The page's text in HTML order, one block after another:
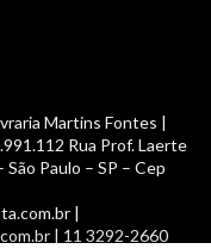
Martins Fontes |
Rua Prof. Laerte
Paulo – SP – Cep
|
| 11 3292-2660